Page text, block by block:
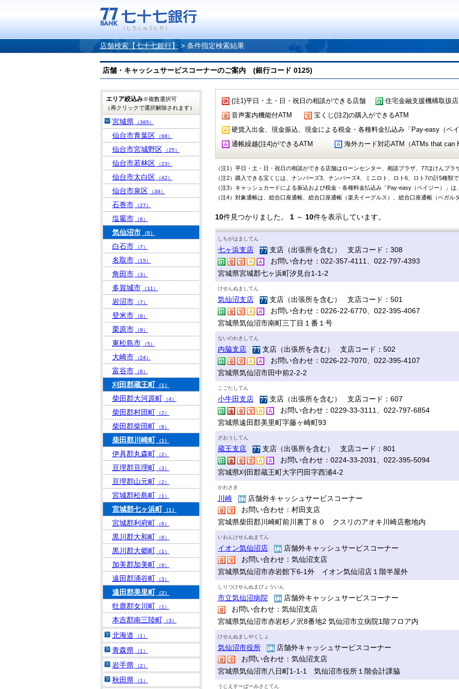
店舗検索【七十七銀行】 > 条件指定検索結果
店舗・キャッシュサービスコーナーのご案内 (銀行コード 0125)
(注1)平日・土・日・祝日の相談ができる店舗 住宅金融支援機構取扱店
音声案内機能付ATM
宝くじ(注2)の購入ができるATM
硬貨入出金、現金振込、現金による税金・各種料金払込み「Pay-easy（ペ
通帳繰越(注4)ができるATM
海外カード対応ATM（ATMs that can
（注1）平日・土・日・祝日の相談ができる店舗はローンセンター、相談プラザ、77ほけんプラ
（注2）購入できる宝くじは、ナンバーズ3、ナンバーズ4、ミニロト、ロト6、ロト7の計5種類で
（注3）キャッシュカードによる振込および税金・各種料金払込み「Pay-easy（ペイジー）」は
（注4）対象通帳は、総合口座通帳、総合口座通帳（楽天イーグルス）、総合口座通帳（ベガル
10件見つかりました。 1～ 10件を表示しています。
しちがはましてん
七ヶ浜支店
支店（出張所を含む） 支店コード：308
お問い合わせ：022-357-4111、022-797-4393
宮城県宮城郡七ヶ浜町汐見台1-1-2
けせんぬましてん
気仙沼支店
支店（出張所を含む） 支店コード：501
お問い合わせ：0226-22-6770、022-395-4067
宮城県気仙沼市南町三丁目１番１号
ないのわきしてん
内脇支店
支店（出張所を含む） 支店コード：502
お問い合わせ：0226-22-7070、022-395-4107
宮城県気仙沼市田中前2-2-2
こごたしてん
小牛田支店
支店（出張所を含む） 支店コード：607
お問い合わせ：0229-33-3111、022-797-6854
宮城県遠田郡美里町字藤ヶ崎町93
ざおうしてん
蔵王支店
支店（出張所を含む） 支店コード：801
お問い合わせ：0224-33-2031、022-395-5094
宮城県刈田郡蔵王町大字円田字西浦4-2
かわさき
川崎
店舗外キャッシュサービスコーナー
お問い合わせ：村田支店
宮城県柴田郡川崎町前川裏丁８０ クスリのアオキ川崎店敷地内
いおんけせんぬまてん
イオン気仙沼店
店舗外キャッシュサービスコーナー
お問い合わせ：気仙沼支店
宮城県気仙沼市赤岩館下6-1外 イオン気仙沼店１階半屋外
しりつけせんぬまびょういん
市立気仙沼病院
店舗外キャッシュサービスコーナー
お問い合わせ：気仙沼支店
宮城県気仙沼市赤岩杉ノ沢8番地2 気仙沼市立病院1階フロア内
けせんぬましやくしょ
気仙沼市役所
店舗外キャッシュサービスコーナー
お問い合わせ：気仙沼支店
宮城県気仙沼市八日町1-1-1 気仙沼市役所１階会計課脇
うじえすーぱーみさとてん
エリア絞込み※複数選択可
（再クリックで選択解除されます）
宮城県 （385）
仙台市青葉区 （68）
仙台市宮城野区 （25）
仙台市若林区 （23）
仙台市太白区 （42）
仙台市泉区 （39）
石巻市 （27）
塩竈市 （6）
気仙沼市 （5）
白石市 （7）
名取市 （15）
角田市 （3）
多賀城市 （11）
岩沼市 （7）
登米市 （8）
栗原市 （9）
東松島市 （5）
大崎市 （24）
富谷市 （8）
刈田郡蔵王町 （1）
柴田郡大河原町 （4）
柴田郡村田町 （2）
柴田郡柴田町 （8）
柴田郡川崎町 （1）
伊具郡丸森町 （2）
亘理郡亘理町 （3）
亘理郡山元町 （2）
宮城郡松島町 （1）
宮城郡七ヶ浜町 （1）
宮城郡利府町 （6）
黒川郡大和町 （6）
黒川郡大郷町 （1）
加美郡加美町 （6）
遠田郡涌谷町 （3）
遠田郡美里町 （2）
牡鹿郡女川町 （1）
本吉郡南三陸町 （3）
北海道 （1）
青森県 （1）
岩手県 （2）
秋田県 （1）